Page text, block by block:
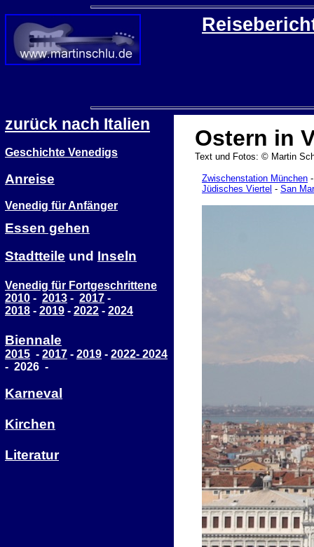
zurück nach Italien
Geschichte Venedigs
Anreise
Venedig für Anfänger
Essen gehen
Stadtteile und Inseln
Venedig für Fortgeschrittene
2010 - 2013 - 2017 -
2018 - 2019 - 2022 - 2024
Biennale
2015 - 2017 - 2019 - 2022- 2024
- 2026 -
Karneval
Kirchen
Literatur
Ostern in
Text und Fotos: © Martin
Zwischenstation München
Jüdisches Viertel - San